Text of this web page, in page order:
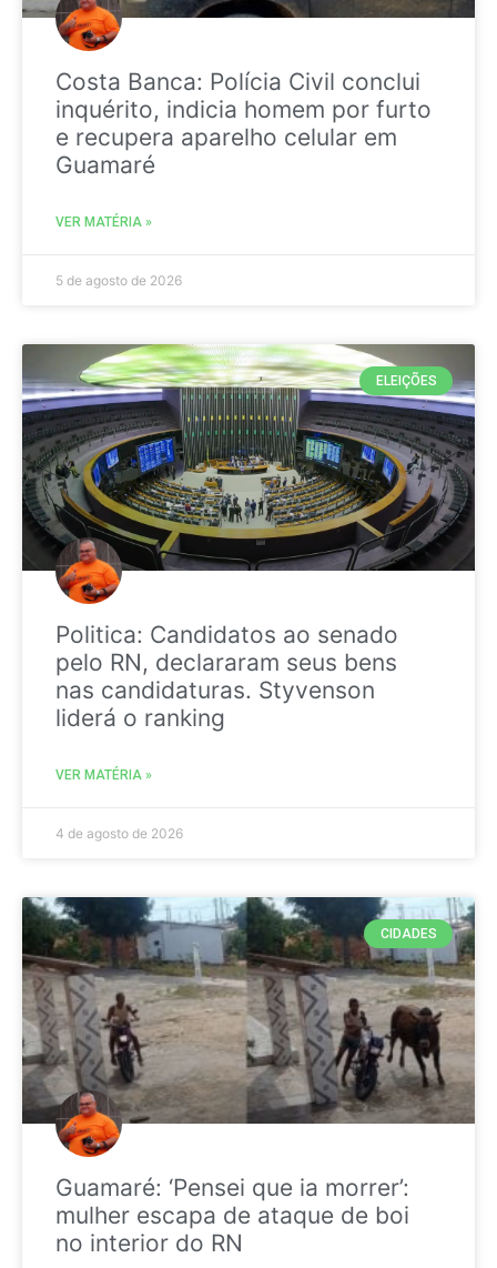
Costa Banca: Polícia Civil conclui
inquérito, indicia homem por furto
e recupera aparelho celular em
Guamaré
VER MATÉRIA »
5 de agosto de 2026
ELEIÇÕES
Politica: Candidatos ao senado
pelo RN, declararam seus bens
nas candidaturas. Styvenson
liderá o ranking
VER MATÉRIA »
4 de agosto de 2026
CIDADES
Guamaré: ‘Pensei que ia morrer’:
mulher escapa de ataque de boi
no interior do RN